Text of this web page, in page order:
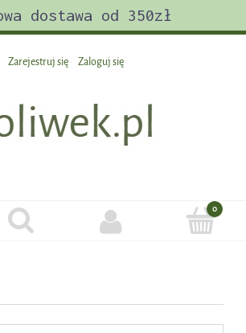
dostawa od 350zł
Zarejestruj się Zaloguj się